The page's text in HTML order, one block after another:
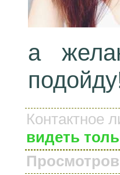
а
Контактное
видеть